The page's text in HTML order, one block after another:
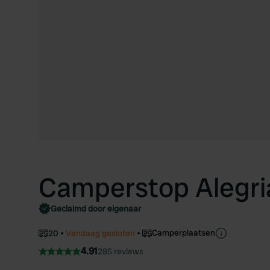
Camperstop
Geclaimd door eigenaar
20 Vandaag gesloten Camperplaatsen
4.91285 reviews